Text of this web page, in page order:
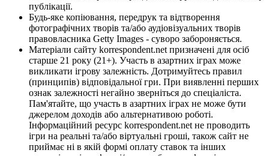
публікації.
Будь-яке копіювання, передрук та відтворення
фотографічних творів та/або аудіовізуальних творів
правовласника Getty Images - суворо забороняється.
Матеріали сайту korrespondent.net призначені для осіб
старше 21 року (21+). Участь в азартних іграх може
викликати ігрову залежність. Дотримуйтесь правил
(принципів) відповідальної гри. При виявленні перших
ознак залежності негайно зверніться до спеціаліста.
Пам'ятайте, що участь в азартних іграх не може бути
джерелом доходів або альтернативою роботі.
Інформаційний ресурс korrespondent.net не проводить
ігри на реальні та/або віртуальні гроші, також сайт не
приймає ні в якій формі оплату ставок та інших